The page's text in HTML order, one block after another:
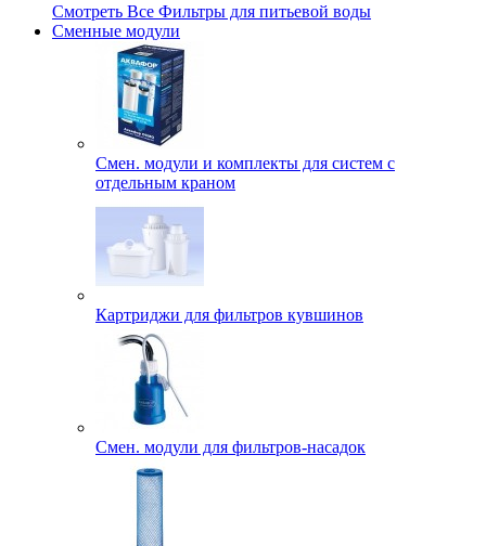
Смотреть Все Фильтры для питьевой воды
Сменные модули
Смен. модули и комплекты для систем с
отдельным краном
Картриджи для фильтров кувшинов
Смен. модули для фильтров-насадок